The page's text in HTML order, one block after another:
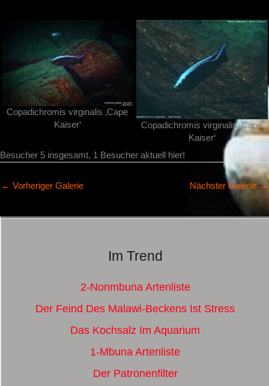
Copadichromis virginalis ‚Cape
Kaiser‘
Copadichromis virginalis ‚Cape
Kaiser‘
Besucher 5 insgesamt, 1 Besucher aktuell hier!
← Vorheriger Galerie Nächster Galerie→
Im Trend
2-Nonmbuna Artenliste
Der Feind Des Malawi-Beckens Ist Stress
Das Kochsalz Im Aquarium
1-Mbuna Artenliste
Der Patronenfilter